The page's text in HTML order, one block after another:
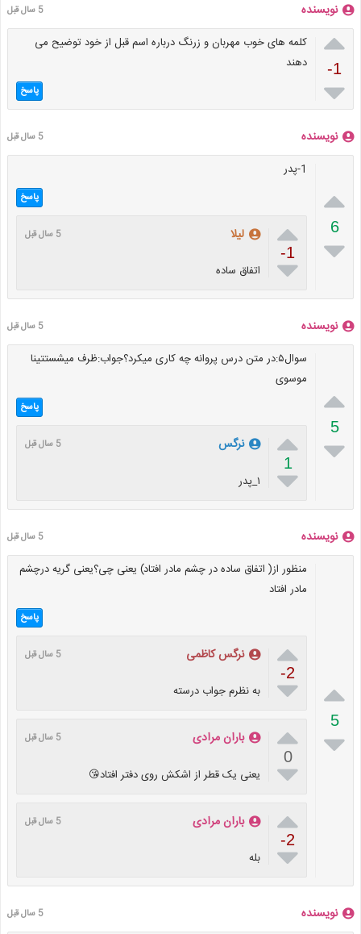
نویسنده 5 سال قبل

-1

کلمه های خوب مهربان و زرنگ درباره اسم قبل از خود توضیح می
دهند
پاسخ
نویسنده 5 سال قبل

6

1-پدر
پاسخ

-1

لیلا 5 سال قبل
اتفاق ساده
نویسنده 5 سال قبل

5

سوال۵:در متن درس پروانه چه کاری میکرد؟جواب:ظرف میشستتینا
موسوی
پاسخ

1

نرگس 5 سال قبل
۱_پدر
نویسنده 5 سال قبل

5

منظور از( اتفاق ساده در چشم مادر افتاد) یعنی چی؟یعنی گریه درچشم
مادر افتاد
پاسخ

-2

نرگس کاظمی 5 سال قبل
به نظرم جواب درسته

0

باران مرادی 5 سال قبل
یعنی یک قطر از اشکش روی دفتر افتاد😘

-2

باران مرادی 5 سال قبل
بله
نویسنده 5 سال قبل